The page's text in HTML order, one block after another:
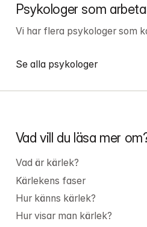
Psykologer som
Vi har flera psykologer som
Se alla psykologer
Vad vill du läsa mer
Vad är kärlek?
Kärlekens faser
Hur känns kärlek?
Hur visar man kärlek?